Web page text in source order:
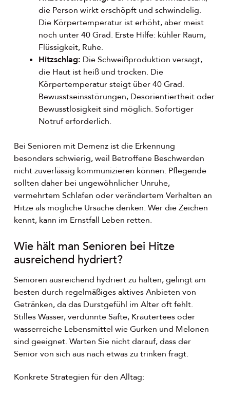
die Person wirkt erschöpft und schwindelig.
Die Körpertemperatur ist erhöht, aber meist
noch unter 40 Grad. Erste Hilfe: kühler Raum,
Flüssigkeit, Ruhe.
Hitzschlag: Die Schweißproduktion versagt,
die Haut ist heiß und trocken. Die
Körpertemperatur steigt über 40 Grad.
Bewusstseinsstörungen, Desorientiertheit oder
Bewusstlosigkeit sind möglich. Sofortiger
Notruf erforderlich.
Bei Senioren mit Demenz ist die Erkennung
besonders schwierig, weil Betroffene Beschwerden
nicht zuverlässig kommunizieren können. Pflegende
sollten daher bei ungewöhnlicher Unruhe,
vermehrtem Schlafen oder verändertem Verhalten an
Hitze als mögliche Ursache denken. Wer die Zeichen
kennt, kann im Ernstfall Leben retten.
Wie hält man Senioren bei Hitze
ausreichend hydriert?
Senioren ausreichend hydriert zu halten, gelingt am
besten durch regelmäßiges aktives Anbieten von
Getränken, da das Durstgefühl im Alter oft fehlt.
Stilles Wasser, verdünnte Säfte, Kräutertees oder
wasserreiche Lebensmittel wie Gurken und Melonen
sind geeignet. Warten Sie nicht darauf, dass der
Senior von sich aus nach etwas zu trinken fragt.
Konkrete Strategien für den Alltag: